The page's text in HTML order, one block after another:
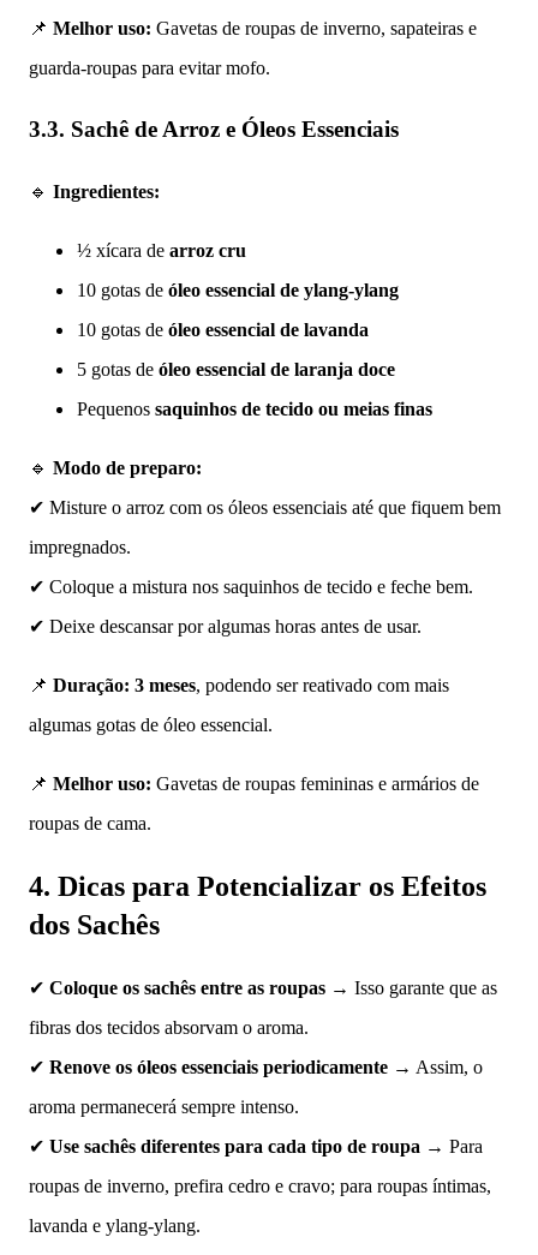
📌 Melhor uso: Gavetas de roupas de inverno, sapateiras e
guarda-roupas para evitar mofo.
3.3. Sachê de Arroz e Óleos Essenciais
🔹 Ingredientes:
½ xícara de arroz cru
10 gotas de óleo essencial de ylang-ylang
10 gotas de óleo essencial de lavanda
5 gotas de óleo essencial de laranja doce
Pequenos saquinhos de tecido ou meias finas
🔹 Modo de preparo:
✔ Misture o arroz com os óleos essenciais até que fiquem bem
impregnados.
✔ Coloque a mistura nos saquinhos de tecido e feche bem.
✔ Deixe descansar por algumas horas antes de usar.
📌 Duração: 3 meses, podendo ser reativado com mais
algumas gotas de óleo essencial.
📌 Melhor uso: Gavetas de roupas femininas e armários de
roupas de cama.
4. Dicas para Potencializar os Efeitos
dos Sachês
✔ Coloque os sachês entre as roupas → Isso garante que as
fibras dos tecidos absorvam o aroma.
✔ Renove os óleos essenciais periodicamente → Assim, o
aroma permanecerá sempre intenso.
✔ Use sachês diferentes para cada tipo de roupa → Para
roupas de inverno, prefira cedro e cravo; para roupas íntimas,
lavanda e ylang-ylang.